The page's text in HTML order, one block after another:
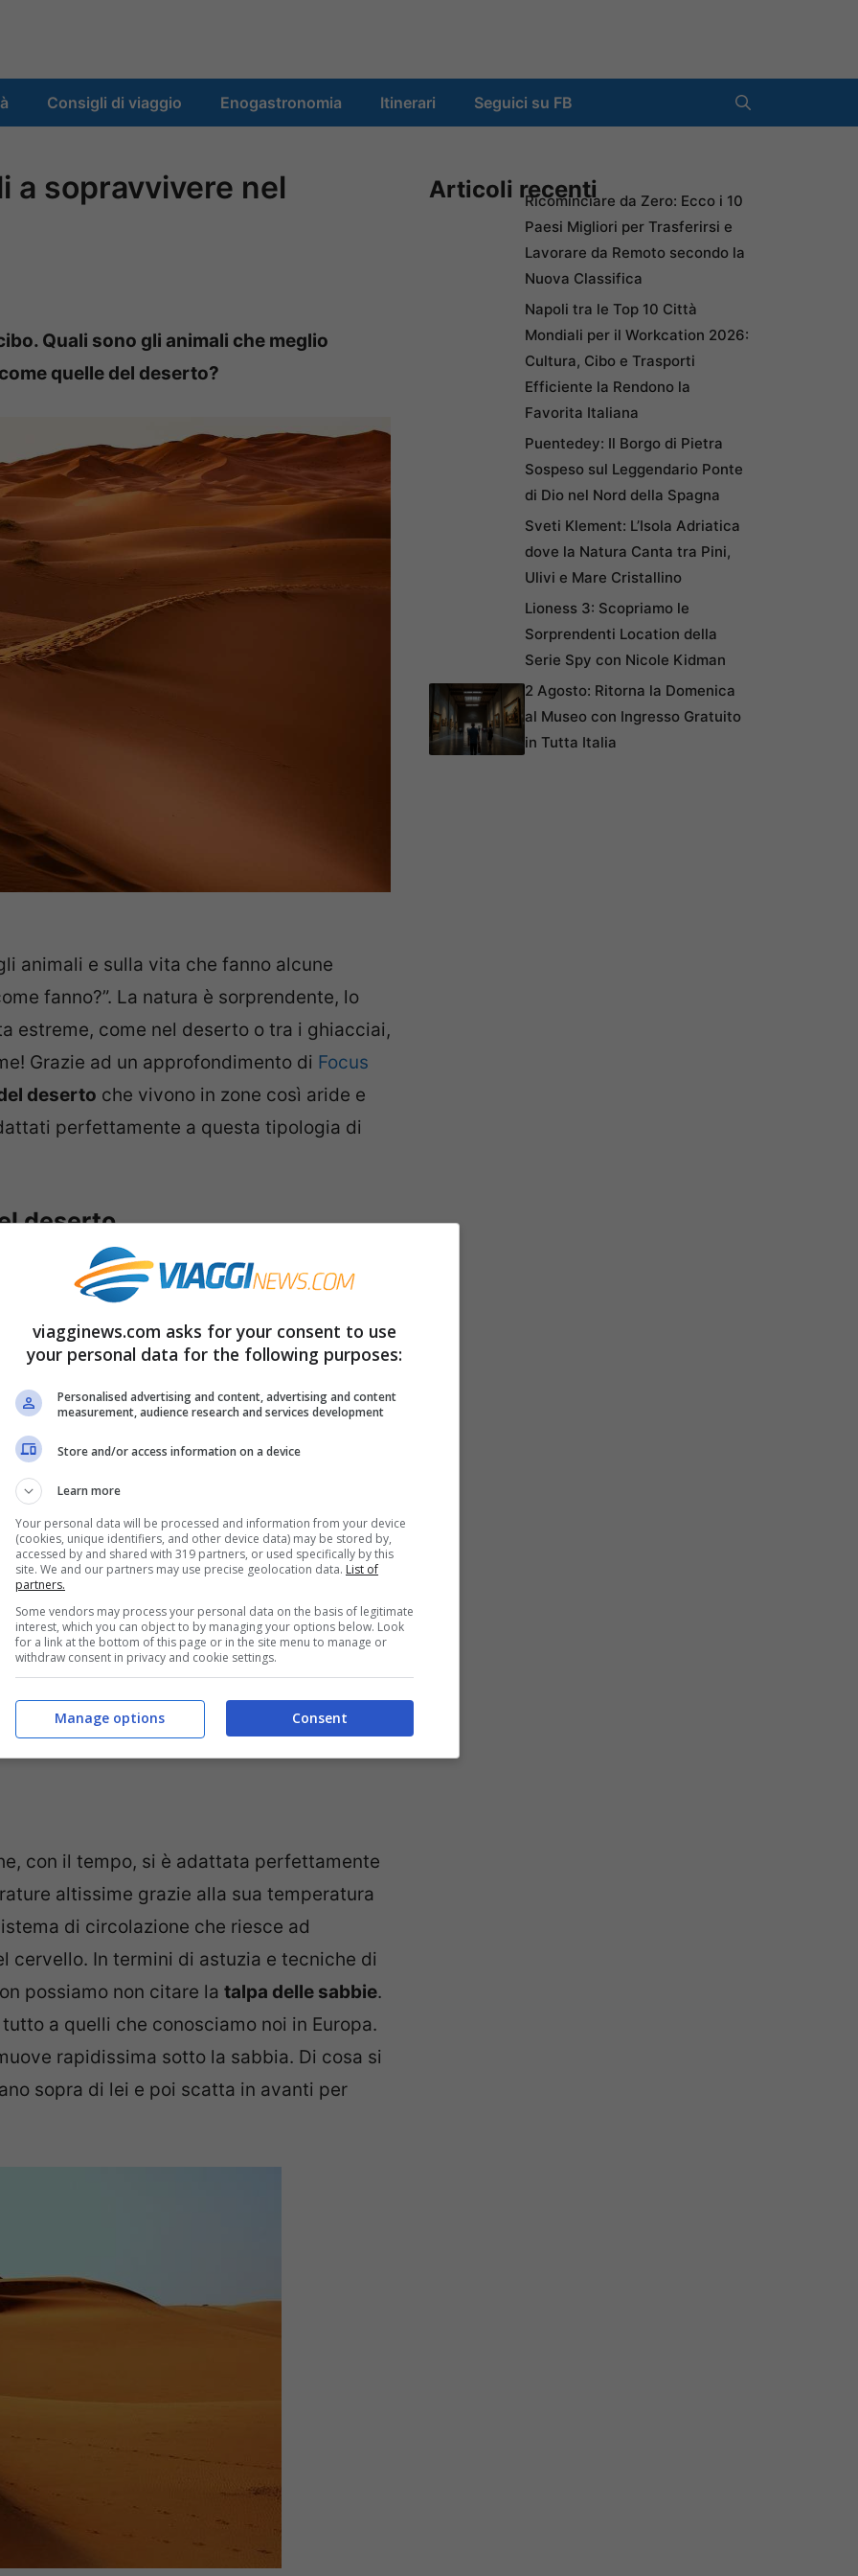
Consigli di viaggio Enogastronomia Itinerari Seguici su FB
a sopravvivere nel
Quali sono gli animali che meglio
quelle del deserto?
animali e sulla vita che fanno alcune
fanno?”. La natura è sorprendente, lo
estreme, come nel deserto o tra i ghiacciai,
Grazie ad un approfondimento di Focus
deserto che vivono in zone così aride e
perfettamente a questa tipologia di
deserto
meglio nel deserto troviamo il
altro non è che “Beep-Bepp”. Si tratta di
ma con zampe robuste che gli permettono
come rettili e topi che vivono nel
acqua da bere
caldo torrido e scarsità di cibo fresco?
una nostra mano, con il corpo ricoperto di
Riescono a bere sfruttando l’umidità
e che, grazie a delle scanalature tra le
alla bocca. Super ingegnoso!
icoleotteri delle nebbienon sono da
si spostano sulle dune vicino alla costa e
si fanno poi scivolare in bocca!
con il tempo, si è adattata perfettamente
altissime grazie alla sua temperatura
di circolazione che riesce ad
cervello. In termini di astuzia e tecniche di
possiamo non citare la talpa delle sabbie.
a quelli che conosciamo noi in Europa.
rapidissima sotto la sabbia. Di cosa si
sopra di lei e poi scatta in avanti per
Articoli recentiRicominciare da Zero: Ecco i 10
Paesi Migliori per Trasferirsi e
Lavorare da Remoto secondo la
Nuova Classifica
Napoli tra le Top 10 Città
Mondiali per il Workcation 2026:
Cultura, Cibo e Trasporti
Efficiente la Rendono la
Favorita Italiana
Puentedey: Il Borgo di Pietra
Sospeso sul Leggendario Ponte
di Dio nel Nord della Spagna
Sveti Klement: L’Isola Adriatica
dove la Natura Canta tra Pini,
Ulivi e Mare Cristallino
Lioness 3: Scopriamo le
Sorprendenti Location della
Serie Spy con Nicole Kidman
2 Agosto: Ritorna la Domenica
al Museo con Ingresso Gratuito
in Tutta Italia
viagginews.com asks for your consent to use
your personal data for the following purposes:
Personalised advertising and content, advertising and content
measurement, audience research and services development
Store and/or access information on a device
Learn more
Your personal data will be processed and information from your device
(cookies, unique identifiers, and other device data) may be stored by,
accessed by and shared with 319 partners, or used specifically by this
site. We and our partners may use precise geolocation data. List of
partners.
Some vendors may process your personal data on the basis of legitimate
interest, which you can object to by managing your options below. Look
for a link at the bottom of this page or in the site menu to manage or
withdraw consent in privacy and cookie settings.
Consent
Manage options